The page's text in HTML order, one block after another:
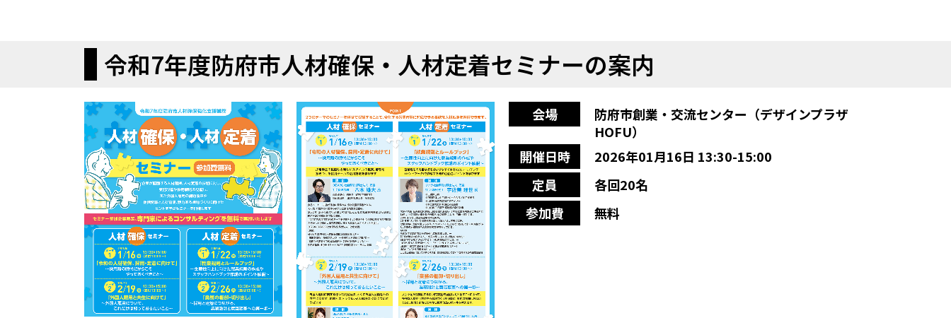
令和7年度防府市人材確保・人材定着セミナーの案内
会場
防府市創業・交流センター（デザインプラザ
HOFU）
開催日時
2026年01月16日 13:30-15:00
定員
各回20名
参加費
無料